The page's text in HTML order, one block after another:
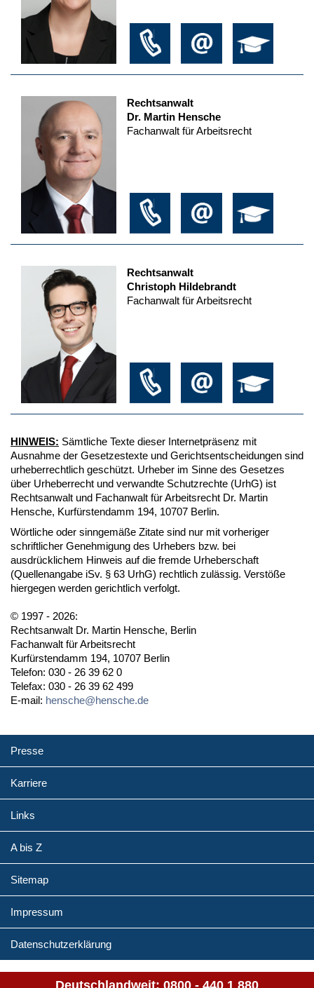
Rechtsanwalt
Dr. Martin Hensche
Fachanwalt für Arbeitsrecht
Rechtsanwalt
Christoph Hildebrandt
Fachanwalt für Arbeitsrecht
HINWEIS: Sämtliche Texte dieser Internetpräsenz mit
Ausnahme der Gesetzestexte und Gerichtsentscheidungen sind
urheberrechtlich geschützt. Urheber im Sinne des Gesetzes
über Urheberrecht und verwandte Schutzrechte (UrhG) ist
Rechtsanwalt und Fachanwalt für Arbeitsrecht Dr. Martin
Hensche, Kurfürstendamm 194, 10707 Berlin.
Wörtliche oder sinngemäße Zitate sind nur mit vorheriger
schriftlicher Genehmigung des Urhebers bzw. bei
ausdrücklichem Hinweis auf die fremde Urheberschaft
(Quellenangabe iSv. § 63 UrhG) rechtlich zulässig. Verstöße
hiergegen werden gerichtlich verfolgt.
© 1997 - 2026:
Rechtsanwalt Dr. Martin Hensche, Berlin
Fachanwalt für Arbeitsrecht
Kurfürstendamm 194, 10707 Berlin
Telefon: 030 - 26 39 62 0
Telefax: 030 - 26 39 62 499
E-mail: hensche@hensche.de
Presse
Karriere
Links
A bis Z
Sitemap
Impressum
Datenschutzerklärung